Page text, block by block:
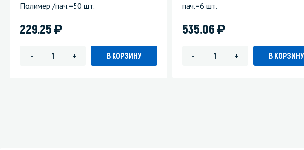
Полимер /пач.=50 шт.
229.25)
- + В КОРЗИНУ
пач.=6 шт.
535.06)
- + В КОРЗИНУ